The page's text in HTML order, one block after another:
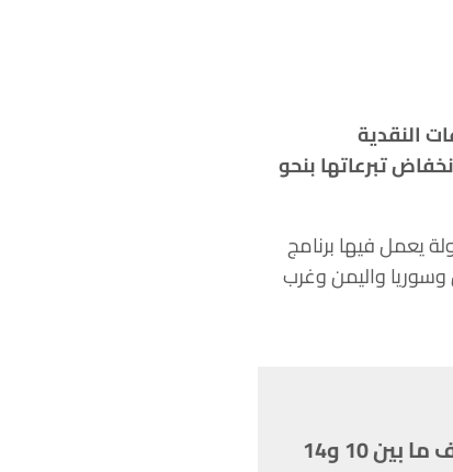
النقدية
تبرعاتها بنحو
التنفيذي لبرنامج الغذاء العالمي كارل سكاو، إن 38 دولة على الأقل من بين 86 دولة يعمل فيها برنامج
واليمن وغرب
الاحتياجات التشغيلية لبرنامج الأغذية العالمي تبلغ 20 مليار دولار لكنها تستهدف ما بين 10 و14